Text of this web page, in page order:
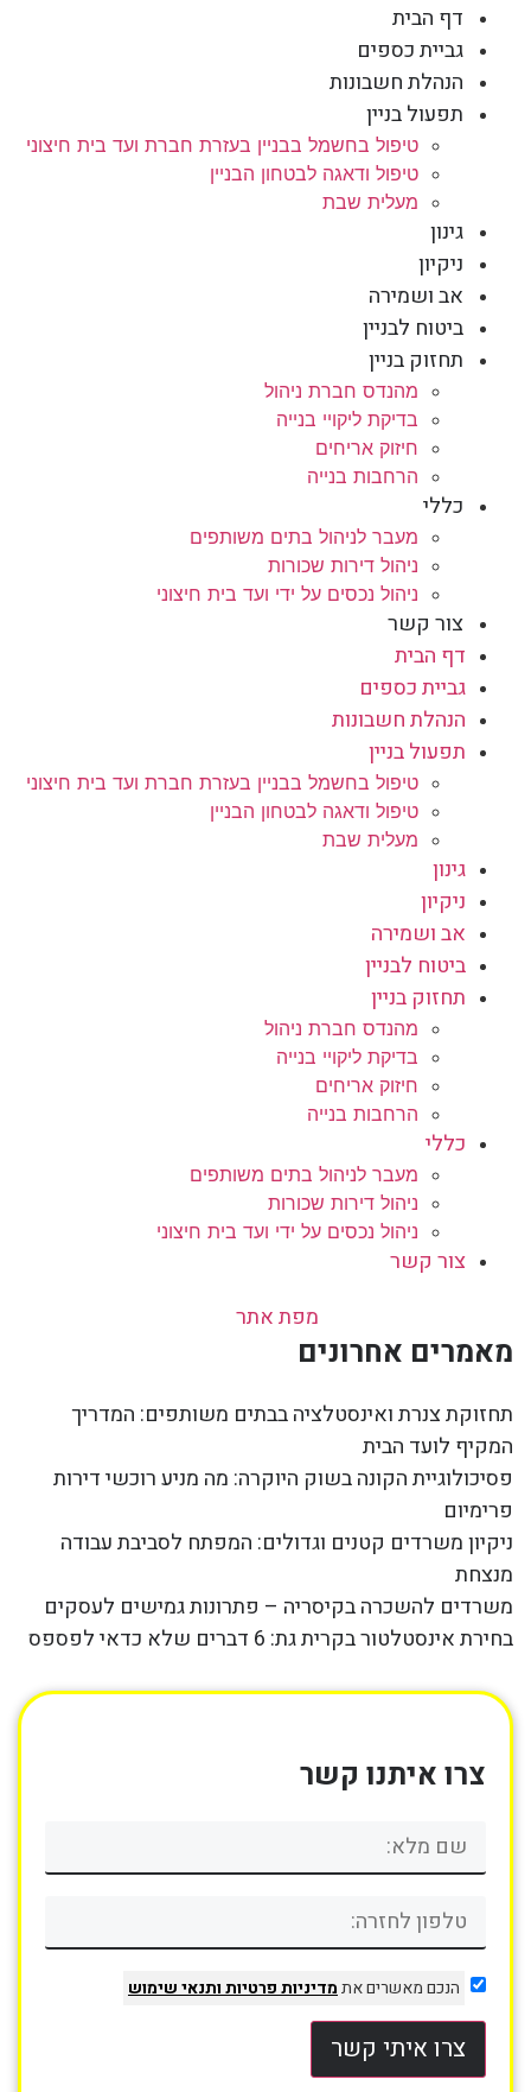
דף הבית
גביית כספים
הנהלת חשבונות
תפעול בניין
טיפול בחשמל בבניין בעזרת חברת ועד בית חיצוני
טיפול ודאגה לבטחון הבניין
מעלית שבת
גינון
ניקיון
אב ושמירה
ביטוח לבניין
תחזוק בניין
מהנדס חברת ניהול
בדיקת ליקויי בנייה
חיזוק אריחים
הרחבות בנייה
כללי
מעבר לניהול בתים משותפים
ניהול דירות שכורות
ניהול נכסים על ידי ועד בית חיצוני
צור קשר
דף הבית
גביית כספים
הנהלת חשבונות
תפעול בניין
טיפול בחשמל בבניין בעזרת חברת ועד בית חיצוני
טיפול ודאגה לבטחון הבניין
מעלית שבת
גינון
ניקיון
אב ושמירה
ביטוח לבניין
תחזוק בניין
מהנדס חברת ניהול
בדיקת ליקויי בנייה
חיזוק אריחים
הרחבות בנייה
כללי
מעבר לניהול בתים משותפים
ניהול דירות שכורות
ניהול נכסים על ידי ועד בית חיצוני
צור קשר
מפת אתר
מאמרים אחרונים
תחזוקת צנרת ואינסטלציה בבתים משותפים: המדריך
המקיף לועד הבית
פסיכולוגיית הקונה בשוק היוקרה: מה מניע רוכשי דירות
פרימיום
ניקיון משרדים קטנים וגדולים: המפתח לסביבת עבודה
מנצחת
משרדים להשכרה בקיסריה – פתרונות גמישים לעסקים
בחירת אינסטלטור בקרית גת: 6 דברים שלא כדאי לפספס
צרו איתנו קשר
הנכם מאשרים אתמדיניות פרטיותותנאי שימוש
צרו איתי קשר